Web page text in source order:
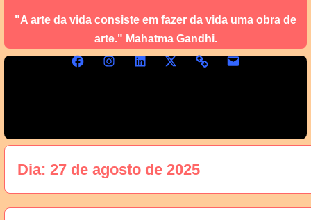
"A arte da vida consiste em fazer da vida uma obra de
arte." Mahatma Gandhi.
Dia: 27 de agosto de 2025